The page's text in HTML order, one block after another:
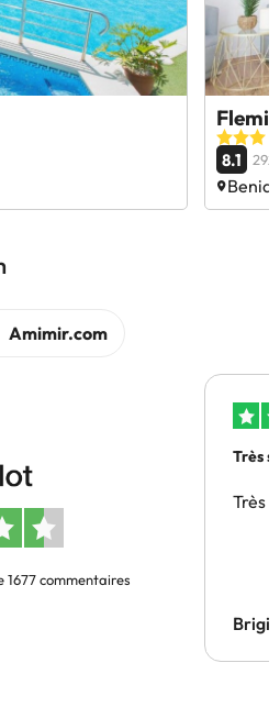
8.1
Amimir.com
1677 commentaires
Très
Très